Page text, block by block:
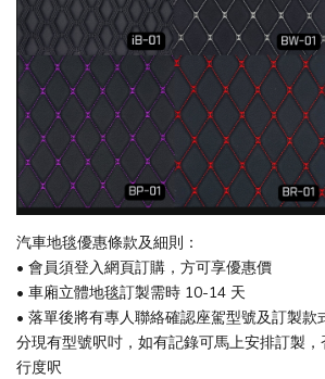
汽車地毯優惠條款及細則：
• 會員須登入網頁訂購，方可享優惠價
• 車廂立體地毯訂製需時 10-14 天
• 落單後將有專人聯絡確認座駕型號及訂製款
分現有型號呎吋，如有記錄可馬上安排訂製
行度呎